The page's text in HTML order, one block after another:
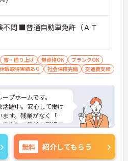
問 ■普通自動車免許（ＡＴ
寮・借り上げ 無資格OK
ブランクOK
暇取得実績あり 社会保険完備 交通費支給
プホームです。
躍中。安心して働け
す。残業がなく「仕
心して働ける職場で
情報や面接のポイン
お問い合わせくださ
無料 紹介してもらう